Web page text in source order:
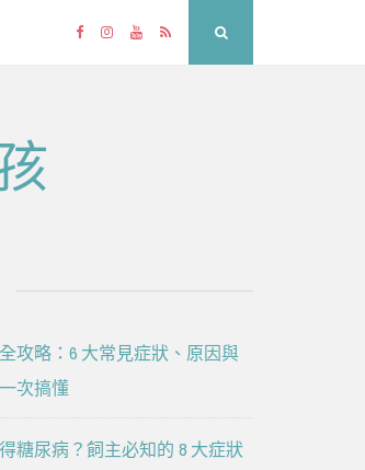
FacebookInstagram
YouTube
RSS
攻略：6 大常見症狀、原因與
次搞懂
糖尿病？飼主必知的 8 大症狀